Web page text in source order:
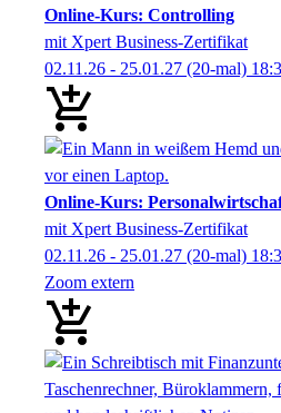
Online-Kurs: Controlling
mit Xpert Business-Zertifikat
02.11.26 - 25.01.27 (20-mal)
Online-Kurs:
mit Xpert Business-Zertifikat
02.11.26 - 25.01.27 (20-mal)
Zoom extern